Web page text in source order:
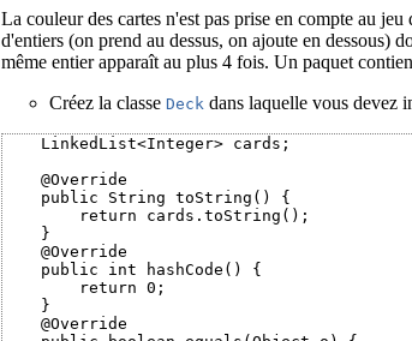
La couleur des cartes n'est pas prise en compte au
d'entiers (on prend au dessus, on ajoute en dessous)
même entier apparaît au plus 4 fois. Un paquet
Créez la classeDeck dans laquelle vous devez
    LinkedList<Integer> cards;
    @Override
    public String toString() {
        return cards.toString();
    }
    @Override
    public int hashCode() {
        return 0;
    }
    @Override